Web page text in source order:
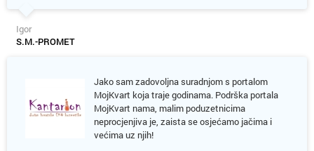
Igor
S.M.-PROMET
Jako sam zadovoljna suradnjom s portalom
MojKvart koja traje godinama. Podrška portala
MojKvart nama, malim poduzetnicima
neprocjenjiva je, zaista se osjećamo jačima i
većima uz njih!